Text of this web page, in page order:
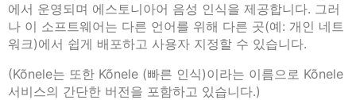
에서 운영되며 에스토니아어 음성 인식을 제공합니다. 그러
나 이 소프트웨어는 다른 언어를 위해 다른 곳(예: 개인 네트
워크)에서 쉽게 배포하고 사용자 지정할 수 있습니다.
(Kõnele는 또한 Kõnele (빠른 인식)이라는 이름으로 Kõnele
서비스의 간단한 버전을 포함하고 있습니다.)